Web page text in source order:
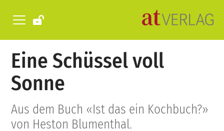
Eine Schüssel voll
Sonne
Aus dem Buch «Ist das ein Kochbuch?»
von Heston Blumenthal.